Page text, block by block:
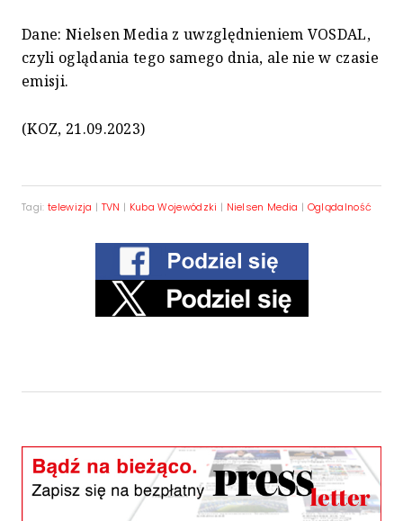
Dane: Nielsen Media z uwzględnieniem VOSDAL,
czyli oglądania tego samego dnia, ale nie w czasie
emisji.
(KOZ, 21.09.2023)
Tagi: telewizja | TVN | Kuba Wojewódzki | Nielsen Media | Oglądalność